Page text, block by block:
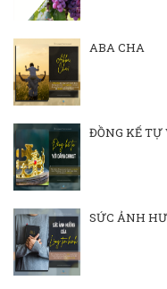
ABA CHA
ĐỒNG KẾ
SỨC ẢNH